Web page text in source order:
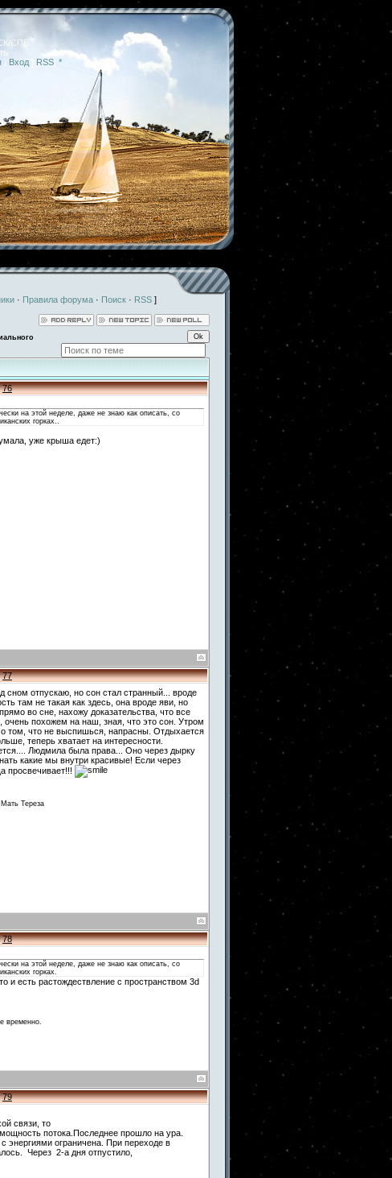
СПБ
| Вход RSS *
· Правила форума · Поиск · RSS ]
76
на этой неделе, даже не знаю как описать, со
горках..
уже крыша едет:)
77
сном отпускаю, но сон стал странный... вроде
там не такая как здесь, она вроде яви, но
во сне, нахожу доказательства, что все
похожем на наш, зная, что это сон. Утром
о том, что не выспишься, напрасны. Отдыхается
теперь хватает на интересности.
Людмила была права... Оно через дырку
какие мы внутри красивые! Если через
просвечивает!!!
Мать Тереза
78
на этой неделе, даже не знаю как описать, со
горках.
и есть растождествление c пространством 3d
временно.
79
связи, то
потока.Последнее прошло на ура.
энергиями ограничена. При переходе в
Через 2-а дня отпустило,